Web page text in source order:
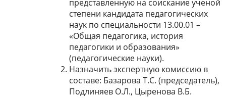
представленную на соискание ученой
степени кандидата педагогических
наук по специальности 13.00.01 –
«Общая педагогика, история
педагогики и образования»
(педагогические науки).
Назначить экспертную комиссию в
составе: Базарова Т.С. (председатель),
Подлиняев О.Л., Цыренова В.Б.